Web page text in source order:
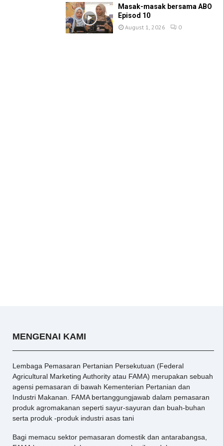
Masak-masak bersama ABO
Episod 10
August 1, 2026 0
MENGENAI KAMI
Lembaga Pemasaran Pertanian Persekutuan (Federal
Agricultural Marketing Authority atau FAMA) merupakan sebuah
agensi pemasaran di bawah Kementerian Pertanian dan
Industri Makanan. FAMA bertanggungjawab dalam pemasaran
produk agromakanan seperti sayur-sayuran dan buah-buhan
serta produk -produk industri asas tani
Bagi memacu sektor pemasaran domestik dan antarabangsa,